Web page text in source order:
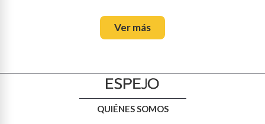
Ver más
QUIÉNES SOMOS